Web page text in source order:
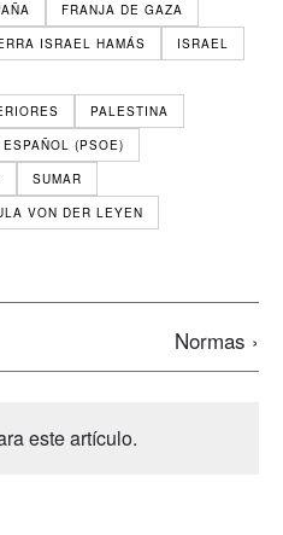
FRANJA DE GAZA
ISRAEL HAMÁS
ISRAEL
PALESTINA
(PSOE)
SUMAR
VON DER LEYEN
Normas ›
este artículo.